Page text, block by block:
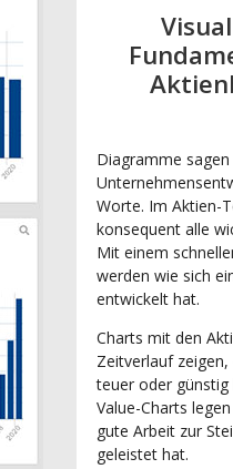
Diagramme
Worte. Im Aktien-
konsequent alle
Mit einem
werden wie sich
entwickelt hat.
Charts mit den
Zeitverlauf
teuer oder
Value-Charts
gute Arbeit zur
geleistet hat.